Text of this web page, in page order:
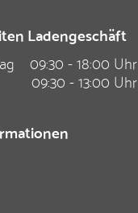
Ladengeschäft
09:30 - 18:00 Uhr
09:30 - 13:00 Uhr